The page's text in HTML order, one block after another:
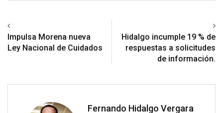
Impulsa Morena nueva
Ley Nacional de Cuidados
Hidalgo incumple 19 % de
respuestas a solicitudes
de información.
Fernando Hidalgo Vergara